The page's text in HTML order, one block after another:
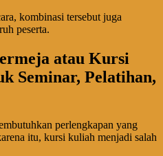
kombinasi tersebut juga
peserta.
atau Kursi
Seminar, Pelatihan,
perlengkapan yang
itu, kursi kuliah menjadi salah